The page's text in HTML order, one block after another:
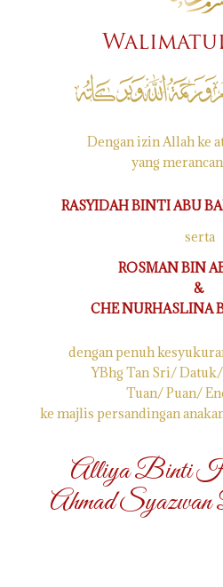
Dengan izin Allah ke
yang
RASYIDAH BINTI ABU
serta
ROSMAN BIN
&
CHE NURHASLINA
dengan penuh
YBhg Tan Sri/
Tuan/ Puan/
ke majlis persandingan
Alliya Binti
Ahmad